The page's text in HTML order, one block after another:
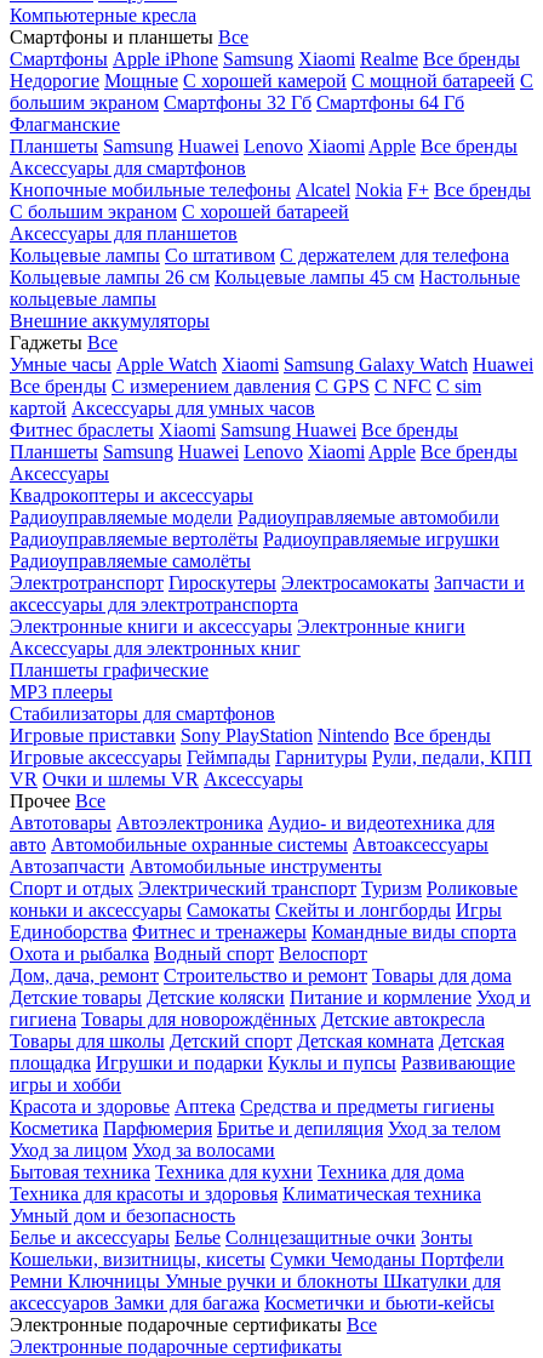
Компьютерные кресла
Смартфоны и планшеты Все
Смартфоны Apple iPhone Samsung Xiaomi Realme Все бренды
Недорогие Мощные С хорошей камерой С мощной батареей С
большим экраном Смартфоны 32 Гб Смартфоны 64 Гб
Флагманские
Планшеты Samsung Huawei Lenovo Xiaomi Apple Все бренды
Аксессуары для смартфонов
Кнопочные мобильные телефоны Alcatel Nokia F+ Все бренды
С большим экраном С хорошей батареей
Аксессуары для планшетов
Кольцевые лампы Со штативом C держателем для телефона
Кольцевые лампы 26 см Кольцевые лампы 45 см Настольные
кольцевые лампы
Внешние аккумуляторы
Гаджеты Все
Умные часы Apple Watch Xiaomi Samsung Galaxy Watch Huawei
Все бренды C измерением давления C GPS C NFC C sim
картой Аксессуары для умных часов
Фитнес браслеты Xiaomi Samsung Huawei Все бренды
Планшеты Samsung Huawei Lenovo Xiaomi Apple Все бренды
Аксессуары
Квадрокоптеры и аксессуары
Радиоуправляемые модели Радиоуправляемые автомобили
Радиоуправляемые вертолёты Радиоуправляемые игрушки
Радиоуправляемые самолёты
Электротранспорт Гироскутеры Электросамокаты Запчасти и
аксессуары для электротранспорта
Электронные книги и аксессуары Электронные книги
Аксессуары для электронных книг
Планшеты графические
MP3 плееры
Стабилизаторы для смартфонов
Игровые приставки Sony PlayStation Nintendo Все бренды
Игровые аксессуары Геймпады Гарнитуры Рули, педали, КПП
VR Очки и шлемы VR Аксессуары
Прочее Все
Автотовары Автоэлектроника Аудио- и видеотехника для
авто Автомобильные охранные системы Автоаксессуары
Автозапчасти Автомобильные инструменты
Спорт и отдых Электрический транспорт Туризм Роликовые
коньки и аксессуары Самокаты Скейты и лонгборды Игры
Единоборства Фитнес и тренажеры Командные виды спорта
Охота и рыбалка Водный спорт Велоспорт
Дом, дача, ремонт Строительство и ремонт Товары для дома
Детские товары Детские коляски Питание и кормление Уход и
гигиена Товары для новорождённых Детские автокресла
Товары для школы Детский спорт Детская комната Детская
площадка Игрушки и подарки Куклы и пупсы Развивающие
игры и хобби
Красота и здоровье Аптека Средства и предметы гигиены
Косметика Парфюмерия Бритье и депиляция Уход за телом
Уход за лицом Уход за волосами
Бытовая техника Техника для кухни Техника для дома
Техника для красоты и здоровья Климатическая техника
Умный дом и безопасность
Белье и аксессуары Белье Солнцезащитные очки Зонты
Кошельки, визитницы, кисеты Сумки Чемоданы Портфели
Ремни Ключницы Умные ручки и блокноты Шкатулки для
аксессуаров Замки для багажа Косметички и бьюти-кейсы
Электронные подарочные сертификаты Все
Электронные подарочные сертификаты